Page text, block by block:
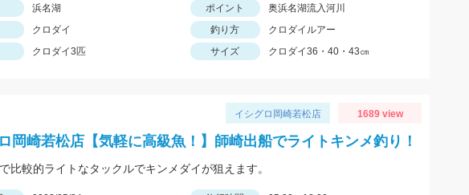
浜名湖 ポイント
奥浜名湖流入河川
クロダイ 釣り方
クロダイルアー
クロダイ3匹 サイズ クロダイ36・40・43㎝
イシグロ岡崎若松店 1689 view
岡崎若松店【気軽に高級魚！】師崎出船でライトキンメ釣り！
比較的ライトなタックルでキンメダイが狙えます。